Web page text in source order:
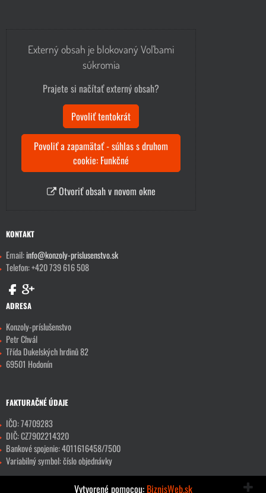
Externý obsah je blokovaný Voľbami
súkromia
Prajete si načítať externý obsah?
Povoliť tentokrát
Povoliť a zapamätať - súhlas s druhom
cookie: Funkčné
Otvoriť obsah v novom okne
KONTAKT
Email:info@konzoly-prislusenstvo.sk
Telefon: +420 739 616 508
ADRESA
Konzoly-príslušenstvo
Petr Chvál
Třída Dukelských hrdinů 82
69501 Hodonín
FAKTURAČNÉ ÚDAJE
IČO: 74709283
DIČ: CZ7902214320
Bankové spojenie: 4011616458/7500
Variabilný symbol: číslo objednávky
Vytvorené pomocou: BiznisWeb.sk